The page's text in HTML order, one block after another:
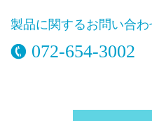
製品に関するお問い合わ
072-654-3002